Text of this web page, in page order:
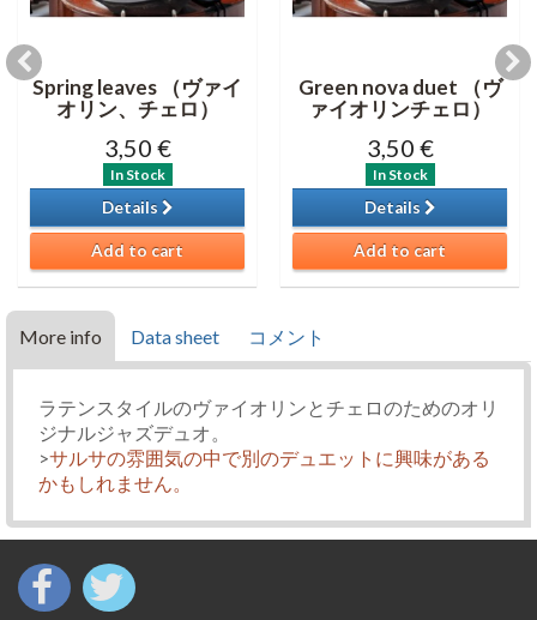
Spring leaves （ヴァイ
オリン、チェロ）
3,50 €
In Stock
Details
Add to cart
Green nova duet （ヴ
ァイオリンチェロ）
3,50 €
In Stock
Details
Add to cart
More info Data sheet コメント
ラテンスタイルのヴァイオリンとチェロのためのオリ
ジナルジャズデュオ。
>サルサの雰囲気の中で別のデュエットに興味がある
かもしれません。